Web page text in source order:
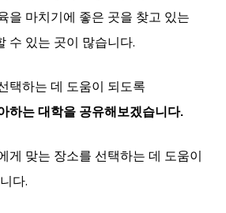
을 마치기에 좋은 곳을 찾고 있는
수 있는 곳이 많습니다.
택하는 데 도움이 되도록
하는 대학을 공유해보겠습니다.
게 맞는 장소를 선택하는 데 도움이
다.